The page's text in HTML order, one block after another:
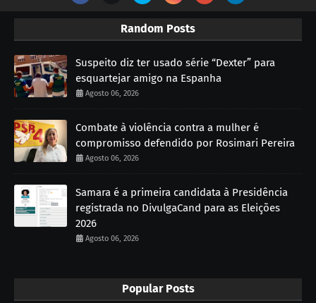
Random Posts
Suspeito diz ter usado série “Dexter” para
esquartejar amigo na Espanha
Agosto 06, 2026
Combate à violência contra a mulher é
compromisso defendido por Rosimari Pereira
Agosto 06, 2026
Samara é a primeira candidata à Presidência
registrada no DivulgaCand para as Eleições
2026
Agosto 06, 2026
Popular Posts